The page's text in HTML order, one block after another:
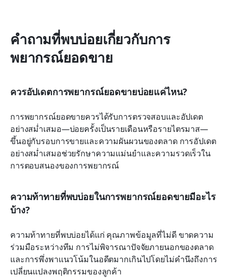
คำถามที่พบบ่อยเกี่ยวกับการ
พยากรณ์ยอดขาย
ควรอัปเดตการพยากรณ์ยอดขายบ่อยแค่ไหน?
การพยากรณ์ยอดขายควรได้รับการตรวจสอบและอัปเดต
อย่างสม่ำเสมอ—บ่อยครั้งเป็นรายเดือนหรือรายไตรมาส—
ขึ้นอยู่กับรอบการขายและความผันผวนของตลาด การอัปเดต
อย่างสม่ำเสมอช่วยรักษาความแม่นยำและความรวดเร็วใน
การตอบสนองของการพยากรณ์
ความท้าทายที่พบบ่อยในการพยากรณ์ยอดขายมีอะไร
บ้าง?
ความท้าทายที่พบบ่อยได้แก่ คุณภาพข้อมูลที่ไม่ดี ขาดความ
ร่วมมือระหว่างทีม การไม่พิจารณาปัจจัยภายนอกของตลาด
และการพึ่งพาแนวโน้มในอดีตมากเกินไปโดยไม่คำนึงถึงการ
เปลี่ยนแปลงพฤติกรรมของลูกค้า